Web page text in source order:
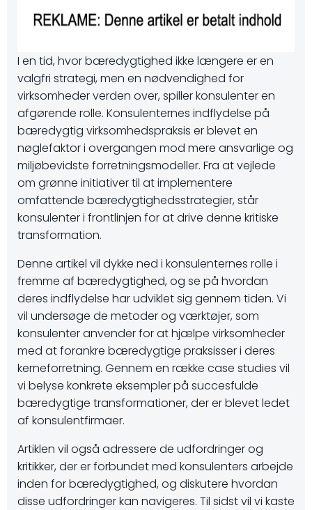
I en tid, hvor bæredygtighed ikke længere er en
valgfri strategi, men en nødvendighed for
virksomheder verden over, spiller konsulenter en
afgørende rolle. Konsulenternes indflydelse på
bæredygtig virksomhedspraksis er blevet en
nøglefaktor i overgangen mod mere ansvarlige og
miljøbevidste forretningsmodeller. Fra at vejlede
om grønne initiativer til at implementere
omfattende bæredygtighedsstrategier, står
konsulenter i frontlinjen for at drive denne kritiske
transformation.
Denne artikel vil dykke ned i konsulenternes rolle i
fremme af bæredygtighed, og se på hvordan
deres indflydelse har udviklet sig gennem tiden. Vi
vil undersøge de metoder og værktøjer, som
konsulenter anvender for at hjælpe virksomheder
med at forankre bæredygtige praksisser i deres
kerneforretning. Gennem en række case studies vil
vi belyse konkrete eksempler på succesfulde
bæredygtige transformationer, der er blevet ledet
af konsulentfirmaer.
Artiklen vil også adressere de udfordringer og
kritikker, der er forbundet med konsulenters arbejde
inden for bæredygtighed, og diskutere hvordan
disse udfordringer kan navigeres. Til sidst vil vi kaste